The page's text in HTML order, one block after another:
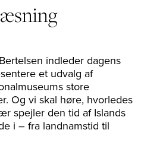
indleder dagens
et udvalg af
store
Og vi skal høre, hvorledes
spejler den tid af Islands
i – fra landnamstid til